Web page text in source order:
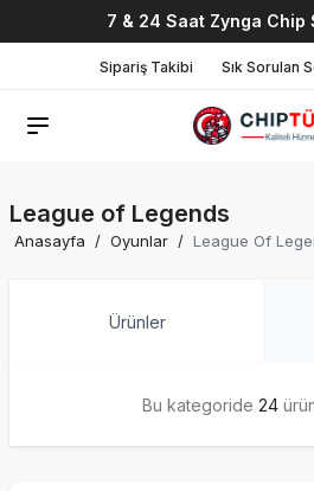
7 & 24 Saat Zynga Chip
Sipariş Takibi Sık Sorulan
League of Legends
Anasayfa / Oyunlar / League Of
Ürünler
Bu kategoride 24